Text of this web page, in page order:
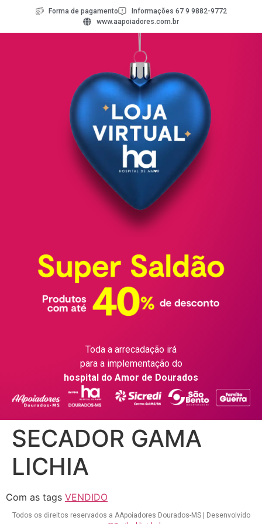
Forma de pagamento
Informações 67 9 9882-9772
www.aapoiadores.com.br
Toda a arrecadação irá
para a implementação do
hospital do Amor de Dourados
SECADOR GAMA
LICHIA
Com as tags VENDIDO
Todos os direitos reservados a AApoiadores Dourados-MS | Desenvolvido